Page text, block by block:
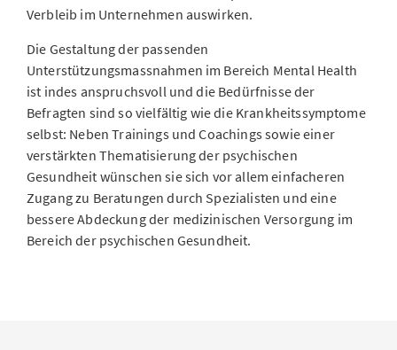
Verbleib im Unternehmen auswirken.
Die Gestaltung der passenden
Unterstützungsmassnahmen im Bereich Mental Health
ist indes anspruchsvoll und die Bedürfnisse der
Befragten sind so vielfältig wie die Krankheitssymptome
selbst: Neben Trainings und Coachings sowie einer
verstärkten Thematisierung der psychischen
Gesundheit wünschen sie sich vor allem einfacheren
Zugang zu Beratungen durch Spezialisten und eine
bessere Abdeckung der medizinischen Versorgung im
Bereich der psychischen Gesundheit.